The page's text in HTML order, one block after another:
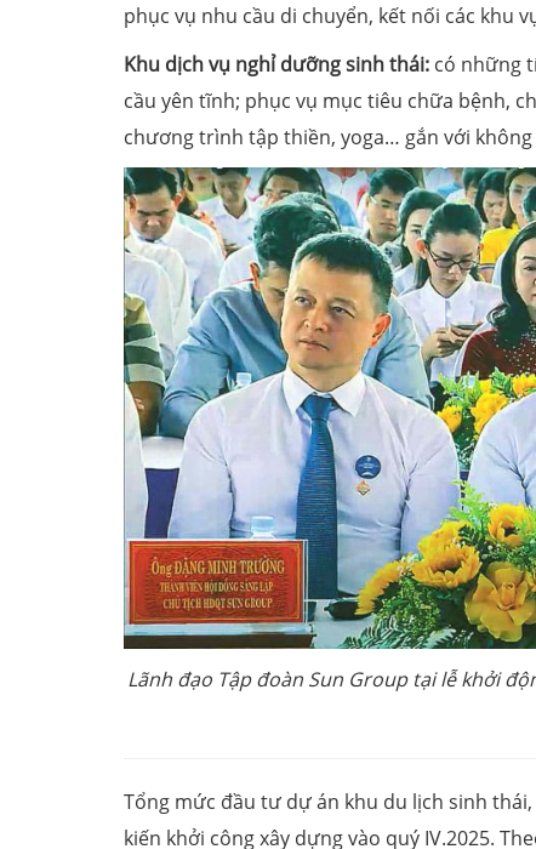
phục vụ nhu cầu di chuyển, kết nối các khu
Khu dịch vụ nghỉ dưỡng sinh thái: có những
cầu yên tĩnh; phục vụ mục tiêu chữa bệnh,
chương trình tập thiền, yoga… gắn với
Lãnh đạo Tập đoàn Sun Group tại lễ khởi
Tổng mức đầu tư dự án khu du lịch sinh
kiến khởi công xây dựng vào quý IV.2025.